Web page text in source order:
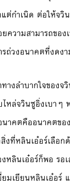
ต่กำเนิด ต่อให้จวิ
ความสามารถของ
ถ่วงอนาคตที่งดง
างลำบากใจของจ
หล่จวินซูอิ่งเบาๆ
าคตคืออนาคตขอ
งที่หลินเอ๋อร์เลือก
หลินเอ๋อร์ก็พอ รอ
มเยียนหลินเอ๋อร์